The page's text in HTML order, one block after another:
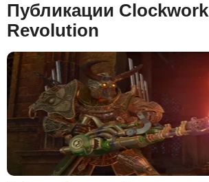
Публикации Clockwork
Revolution